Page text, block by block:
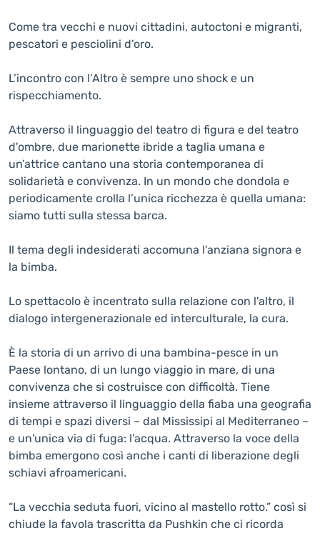
Come tra vecchi e nuovi cittadini, autoctoni e migranti,
pescatori e pesciolini d’oro.
L’incontro con l’Altro è sempre uno shock e un
rispecchiamento.
Attraverso il linguaggio del teatro di figura e del teatro
d'ombre, due marionette ibride a taglia umana e
un’attrice cantano una storia contemporanea di
solidarietà e convivenza. In un mondo che dondola e
periodicamente crolla l’unica ricchezza è quella umana:
siamo tutti sulla stessa barca.
Il tema degli indesiderati accomuna l'anziana signora e
la bimba.
Lo spettacolo è incentrato sulla relazione con l'altro, il
dialogo intergenerazionale ed interculturale, la cura.
È la storia di un arrivo di una bambina-pesce in un
Paese lontano, di un lungo viaggio in mare, di una
convivenza che si costruisce con difficoltà. Tiene
insieme attraverso il linguaggio della fiaba una geografia
di tempi e spazi diversi – dal Mississipi al Mediterraneo –
e un'unica via di fuga: l'acqua. Attraverso la voce della
bimba emergono così anche i canti di liberazione degli
schiavi afroamericani.
“La vecchia seduta fuori, vicino al mastello rotto.” così si
chiude la favola trascritta da Pushkin che ci ricorda